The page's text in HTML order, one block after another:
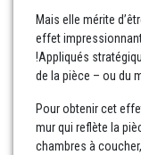
Mais elle mérite
effet
!Appliqués
de la pièce – ou du
Pour obtenir cet
mur qui reflète la
chambres à